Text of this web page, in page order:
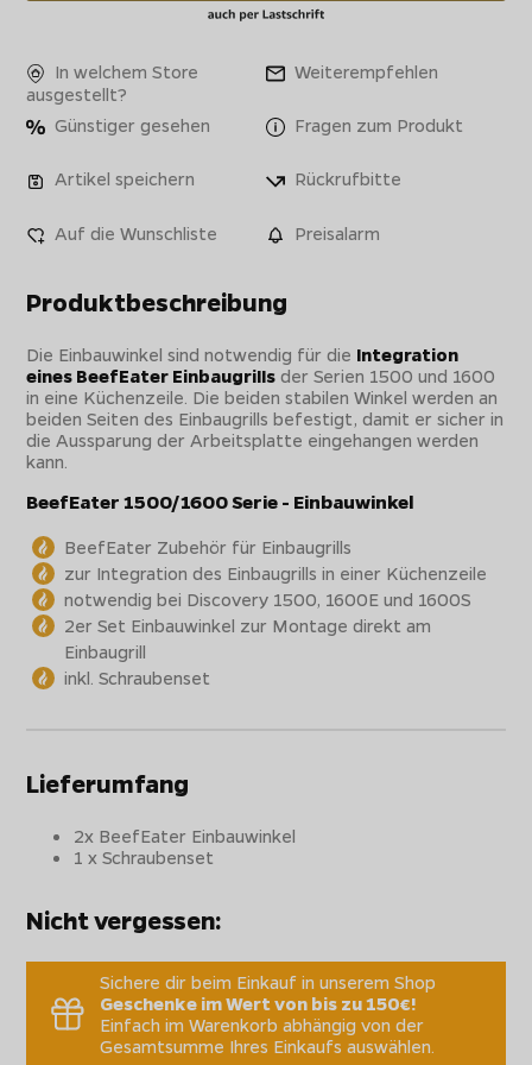
In welchem Store
ausgestellt?
Weiterempfehlen
Günstiger gesehen Fragen zum Produkt
Artikel speichern Rückrufbitte
Auf die Wunschliste Preisalarm
Produktbeschreibung
Die Einbauwinkel sind notwendig für die Integration
eines BeefEater Einbaugrills der Serien 1500 und 1600
in eine Küchenzeile. Die beiden stabilen Winkel werden an
beiden Seiten des Einbaugrills befestigt, damit er sicher in
die Aussparung der Arbeitsplatte eingehangen werden
kann.
BeefEater 1500/1600 Serie - Einbauwinkel
BeefEater Zubehör für Einbaugrills
zur Integration des Einbaugrills in einer Küchenzeile
notwendig bei Discovery 1500, 1600E und 1600S
2er Set Einbauwinkel zur Montage direkt am
Einbaugrill
inkl. Schraubenset
Lieferumfang
2x BeefEater Einbauwinkel
1 x Schraubenset
Nicht vergessen:
Sichere dir beim Einkauf in unserem Shop
Geschenke im Wert von bis zu 150€!
Einfach im Warenkorb abhängig von der
Gesamtsumme Ihres Einkaufs auswählen.